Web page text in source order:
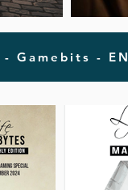
Gamebits - EN